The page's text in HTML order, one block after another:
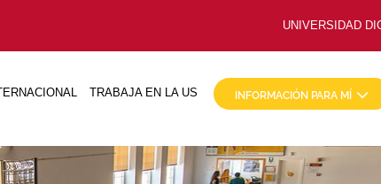
UNIVERSIDAD
TRABAJA EN LA US